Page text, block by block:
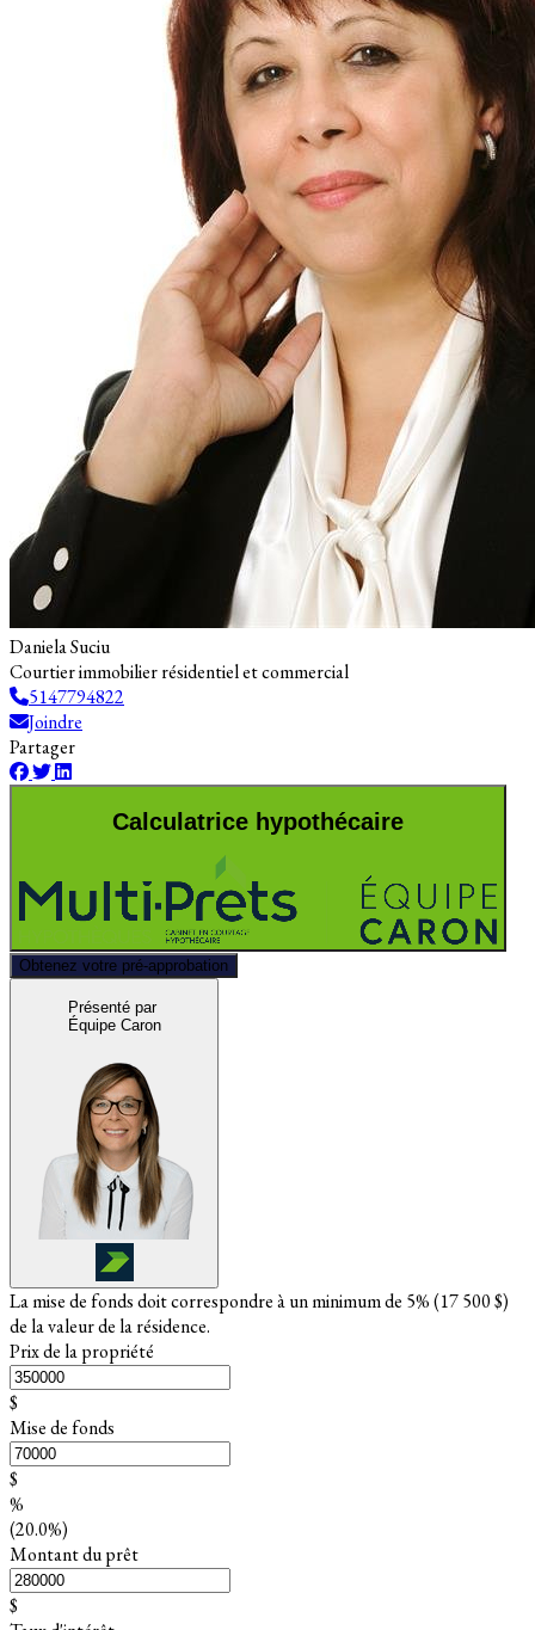
Daniela Suciu
Courtier immobilier résidentiel et commercial
5147794822
Joindre
Partager
Calculatrice hypothécaire
Obtenez votre pré-approbation
Présenté par
Équipe Caron
La mise de fonds doit correspondre à un minimum de 5% (17 500 $)
de la valeur de la résidence.
Prix de la propriété
$
Mise de fonds
$
%
(20.0%)
Montant du prêt
$